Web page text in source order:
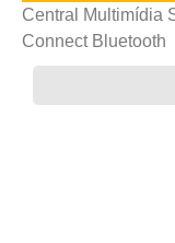
Central Multimídia
Connect Bluetooth